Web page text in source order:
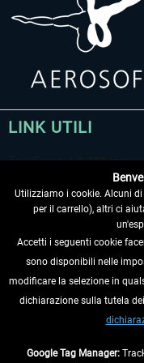
LINK UTILI
RECEDERE DAL
INFORMAZIONI
Utilizziamo i cookie. Alcuni
per il carrello), altri ci
Accetti i seguenti cookie
sono disponibili nelle
modificare la selezione in
dichiarazione sulla tutela
Google Tag Manager: